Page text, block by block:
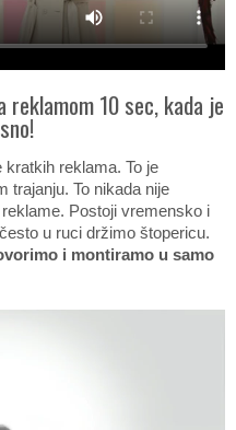
reklamom 10 sec, kada je
reklama. To je
trajanju. To nikada nije
Postoji vremensko i
u ruci držimo štopericu.
i montiramo u samo